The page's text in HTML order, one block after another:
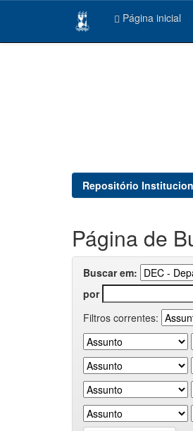
Página inicial
Repositório
Página de
Buscar em:
por
Filtros correntes: